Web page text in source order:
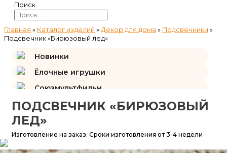
Поиск
Главная » Каталог изделий » Декор для дома » Подсвечники »
Подсвечник «Бирюзовый лед»
Новинки
Ёлочные игрушки
Союзмультфильм
Подарки и сувениры
Изразцы
ПОДСВЕЧНИК «БИРЮЗОВЫЙ
ЛЕД»
Изготовление на заказ. Сроки изготовления от 3-4 недели